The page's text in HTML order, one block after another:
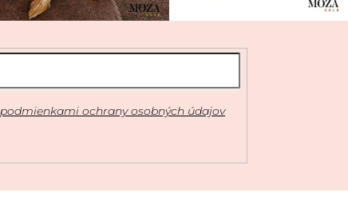
podmienkami ochrany osobných údajov